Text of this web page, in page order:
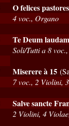
O felices
4 voc., Organo
Te Deum
Soli/Tutti a 8
Miserere à 15
7 voc., 2 Violini,
Salve sancte
2 Violini, 4